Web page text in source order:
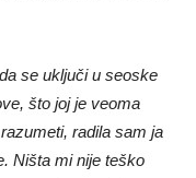
se uključi u seoske
što joj je veoma
radila sam ja
Ništa mi nije teško